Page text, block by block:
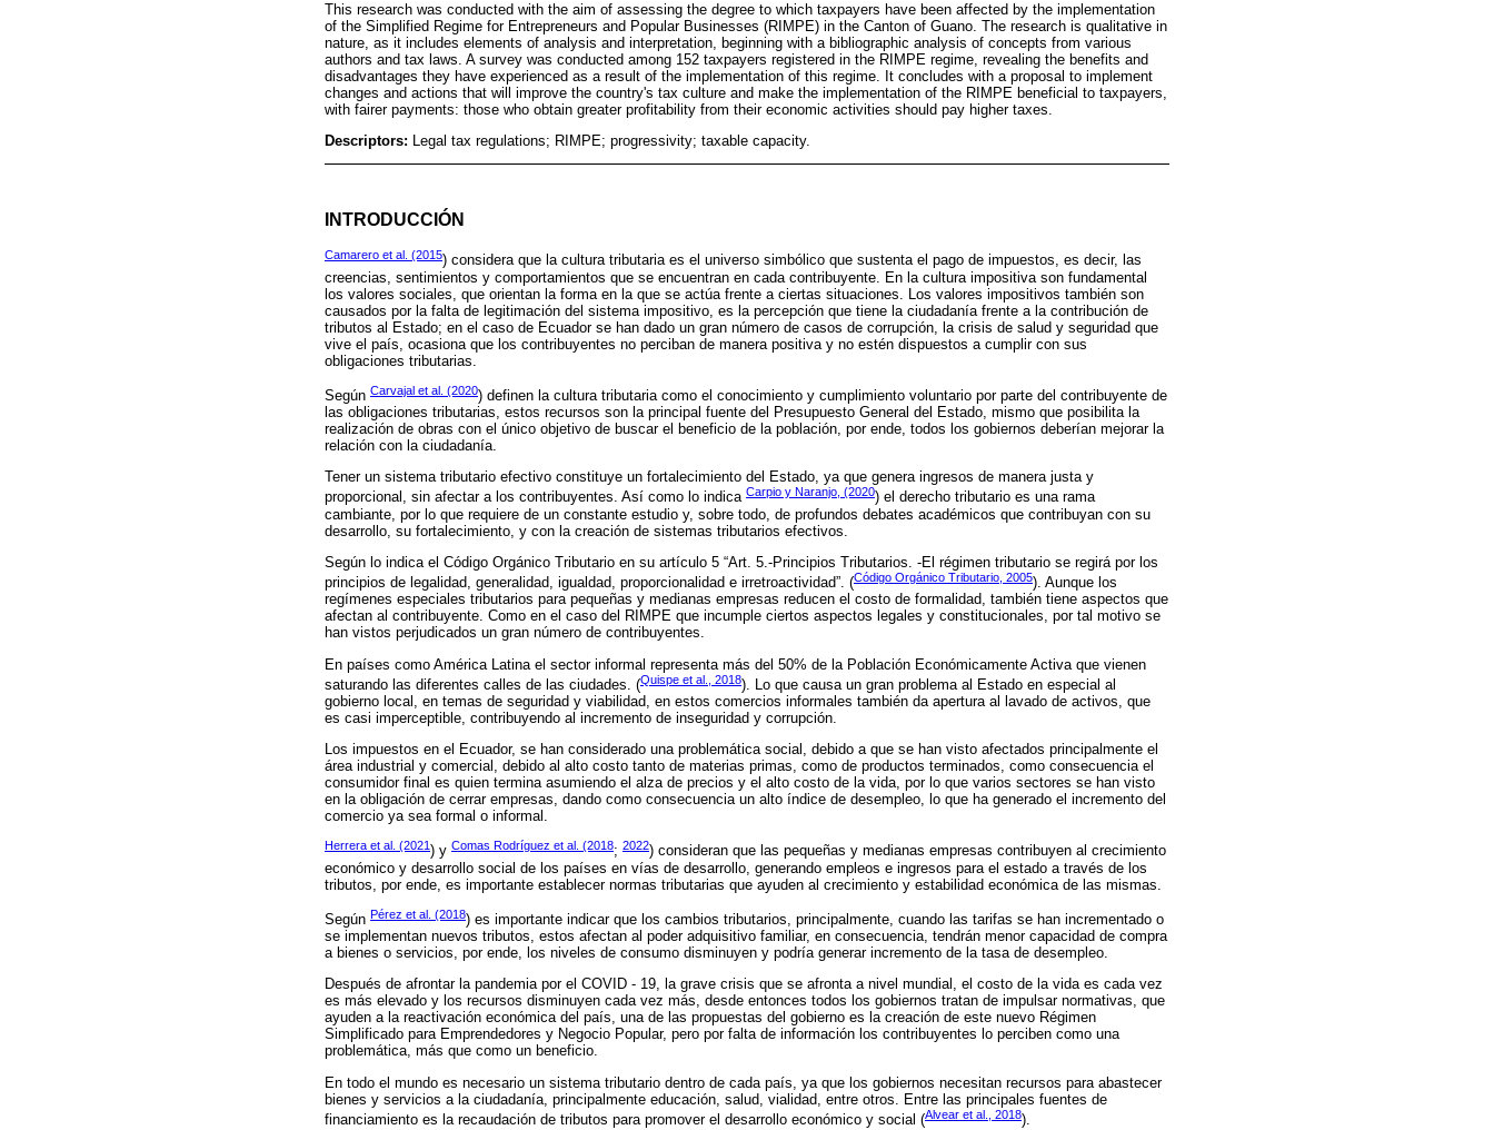
This research was conducted with the aim of assessing the degree to which taxpayers have been affected by the implementation
of the Simplified Regime for Entrepreneurs and Popular Businesses (RIMPE) in the Canton of Guano. The research is qualitative in
nature, as it includes elements of analysis and interpretation, beginning with a bibliographic analysis of concepts from various
authors and tax laws. A survey was conducted among 152 taxpayers registered in the RIMPE regime, revealing the benefits and
disadvantages they have experienced as a result of the implementation of this regime. It concludes with a proposal to implement
changes and actions that will improve the country's tax culture and make the implementation of the RIMPE beneficial to taxpayers,
with fairer payments: those who obtain greater profitability from their economic activities should pay higher taxes.
Descriptors: Legal tax regulations; RIMPE; progressivity; taxable capacity.
INTRODUCCIÓN
Camarero et al. (2015) considera que la cultura tributaria es el universo simbólico que sustenta el pago de impuestos, es decir, las
creencias, sentimientos y comportamientos que se encuentran en cada contribuyente. En la cultura impositiva son fundamental
los valores sociales, que orientan la forma en la que se actúa frente a ciertas situaciones. Los valores impositivos también son
causados por la falta de legitimación del sistema impositivo, es la percepción que tiene la ciudadanía frente a la contribución de
tributos al Estado; en el caso de Ecuador se han dado un gran número de casos de corrupción, la crisis de salud y seguridad que
vive el país, ocasiona que los contribuyentes no perciban de manera positiva y no estén dispuestos a cumplir con sus
obligaciones tributarias.
Según Carvajal et al. (2020) definen la cultura tributaria como el conocimiento y cumplimiento voluntario por parte del contribuyente de
las obligaciones tributarias, estos recursos son la principal fuente del Presupuesto General del Estado, mismo que posibilita la
realización de obras con el único objetivo de buscar el beneficio de la población, por ende, todos los gobiernos deberían mejorar la
relación con la ciudadanía.
Tener un sistema tributario efectivo constituye un fortalecimiento del Estado, ya que genera ingresos de manera justa y
proporcional, sin afectar a los contribuyentes. Así como lo indica Carpio y Naranjo, (2020) el derecho tributario es una rama
cambiante, por lo que requiere de un constante estudio y, sobre todo, de profundos debates académicos que contribuyan con su
desarrollo, su fortalecimiento, y con la creación de sistemas tributarios efectivos.
Según lo indica el Código Orgánico Tributario en su artículo 5 “Art. 5.-Principios Tributarios. -El régimen tributario se regirá por los
principios de legalidad, generalidad, igualdad, proporcionalidad e irretroactividad”. (Código Orgánico Tributario, 2005). Aunque los
regímenes especiales tributarios para pequeñas y medianas empresas reducen el costo de formalidad, también tiene aspectos que
afectan al contribuyente. Como en el caso del RIMPE que incumple ciertos aspectos legales y constitucionales, por tal motivo se
han vistos perjudicados un gran número de contribuyentes.
En países como América Latina el sector informal representa más del 50% de la Población Económicamente Activa que vienen
saturando las diferentes calles de las ciudades. (Quispe et al., 2018). Lo que causa un gran problema al Estado en especial al
gobierno local, en temas de seguridad y viabilidad, en estos comercios informales también da apertura al lavado de activos, que
es casi imperceptible, contribuyendo al incremento de inseguridad y corrupción.
Los impuestos en el Ecuador, se han considerado una problemática social, debido a que se han visto afectados principalmente el
área industrial y comercial, debido al alto costo tanto de materias primas, como de productos terminados, como consecuencia el
consumidor final es quien termina asumiendo el alza de precios y el alto costo de la vida, por lo que varios sectores se han visto
en la obligación de cerrar empresas, dando como consecuencia un alto índice de desempleo, lo que ha generado el incremento del
comercio ya sea formal o informal.
Herrera et al. (2021 ) y Comas Rodríguez et al. (2018; 2022) consideran que las pequeñas y medianas empresas contribuyen al crecimiento
económico y desarrollo social de los países en vías de desarrollo, generando empleos e ingresos para el estado a través de los
tributos, por ende, es importante establecer normas tributarias que ayuden al crecimiento y estabilidad económica de las mismas.
Según Pérez et al. (2018) es importante indicar que los cambios tributarios, principalmente, cuando las tarifas se han incrementado o
se implementan nuevos tributos, estos afectan al poder adquisitivo familiar, en consecuencia, tendrán menor capacidad de compra
a bienes o servicios, por ende, los niveles de consumo disminuyen y podría generar incremento de la tasa de desempleo.
Después de afrontar la pandemia por el COVID - 19, la grave crisis que se afronta a nivel mundial, el costo de la vida es cada vez
es más elevado y los recursos disminuyen cada vez más, desde entonces todos los gobiernos tratan de impulsar normativas, que
ayuden a la reactivación económica del país, una de las propuestas del gobierno es la creación de este nuevo Régimen
Simplificado para Emprendedores y Negocio Popular, pero por falta de información los contribuyentes lo perciben como una
problemática, más que como un beneficio.
En todo el mundo es necesario un sistema tributario dentro de cada país, ya que los gobiernos necesitan recursos para abastecer
bienes y servicios a la ciudadanía, principalmente educación, salud, vialidad, entre otros. Entre las principales fuentes de
financiamiento es la recaudación de tributos para promover el desarrollo económico y social (Alvear et al., 2018).